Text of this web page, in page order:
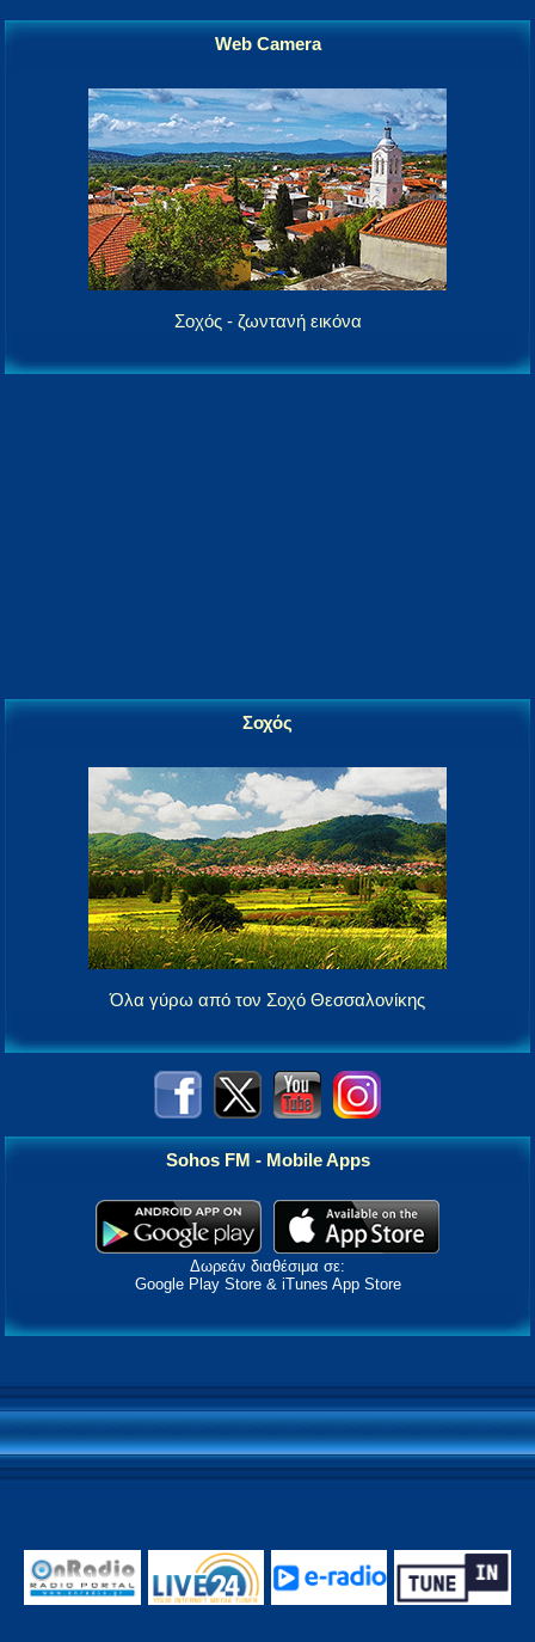
Web Camera
Σοχός - ζωντανή εικόνα
Σοχός
Όλα γύρω από τον Σοχό Θεσσαλονίκης
Sohos FM - Mobile Apps
Δωρεάν διαθέσιμα σε:
Google Play Store & iTunes App Store